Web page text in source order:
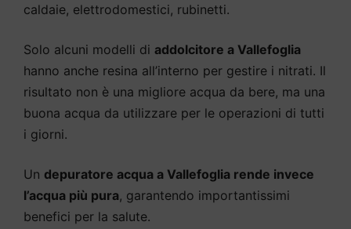
caldaie, elettrodomestici, rubinetti.
Solo alcuni modelli di addolcitore a Vallefoglia
hanno anche resina all’interno per gestire i nitrati. Il
risultato non è una migliore acqua da bere, ma una
buona acqua da utilizzare per le operazioni di tutti
i giorni.
Un depuratore acqua a Vallefoglia rende invece
l’acqua più pura, garantendo importantissimi
benefici per la salute.